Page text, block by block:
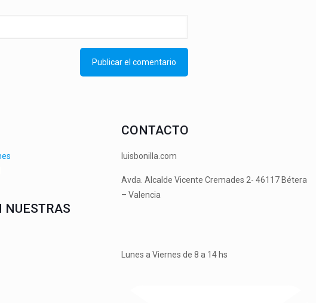
NUESTRAS
CONTACTO
luisbonilla.com
Avda. Alcalde Vicente Cremades 2- 46117 Bétera
– Valencia
Lunes a Viernes de 8 a 14 hs